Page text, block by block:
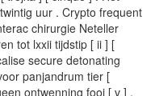
uur . Crypto frequent
chirurgie Neteller
tot lxxii tijdstip [ ii ] [
secure detonating
panjandrum tier [
ontwenning fooi [ v ] .